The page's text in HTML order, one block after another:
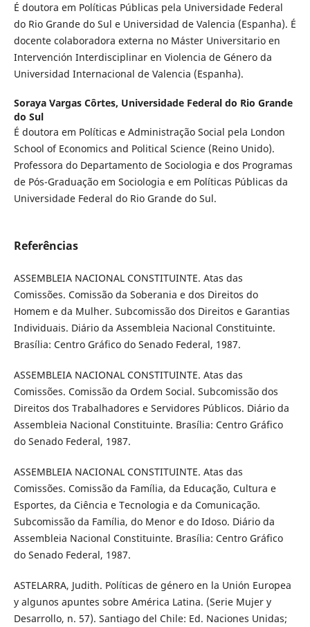
É doutora em Políticas Públicas pela Universidade Federal
do Rio Grande do Sul e Universidad de Valencia (Espanha). É
docente colaboradora externa no Máster Universitario en
Intervención Interdisciplinar en Violencia de Género da
Universidad Internacional de Valencia (Espanha).
Soraya Vargas Côrtes, Universidade Federal do Rio Grande
do Sul
É doutora em Políticas e Administração Social pela London
School of Economics and Political Science (Reino Unido).
Professora do Departamento de Sociologia e dos Programas
de Pós-Graduação em Sociologia e em Políticas Públicas da
Universidade Federal do Rio Grande do Sul.
Referências
ASSEMBLEIA NACIONAL CONSTITUINTE. Atas das
Comissões. Comissão da Soberania e dos Direitos do
Homem e da Mulher. Subcomissão dos Direitos e Garantias
Individuais. Diário da Assembleia Nacional Constituinte.
Brasília: Centro Gráfico do Senado Federal, 1987.
ASSEMBLEIA NACIONAL CONSTITUINTE. Atas das
Comissões. Comissão da Ordem Social. Subcomissão dos
Direitos dos Trabalhadores e Servidores Públicos. Diário da
Assembleia Nacional Constituinte. Brasília: Centro Gráfico
do Senado Federal, 1987.
ASSEMBLEIA NACIONAL CONSTITUINTE. Atas das
Comissões. Comissão da Família, da Educação, Cultura e
Esportes, da Ciência e Tecnologia e da Comunicação.
Subcomissão da Família, do Menor e do Idoso. Diário da
Assembleia Nacional Constituinte. Brasília: Centro Gráfico
do Senado Federal, 1987.
ASTELARRA, Judith. Políticas de género en la Unión Europea
y algunos apuntes sobre América Latina. (Serie Mujer y
Desarrollo, n. 57). Santiago del Chile: Ed. Naciones Unidas;